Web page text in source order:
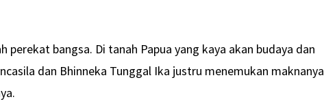
perekat bangsa. Di tanah Papua yang kaya akan budaya dan
dan Bhinneka Tunggal Ika justru menemukan maknanya